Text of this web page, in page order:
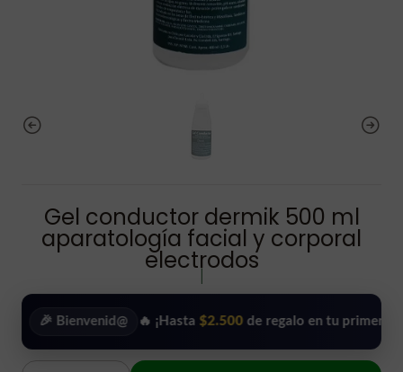
Gel conductor dermik 500 ml
aparatología facial y corporal
electrodos
🎉 Bienvenid@ 🔥 ¡Hasta $2.500de regalo en tu primera